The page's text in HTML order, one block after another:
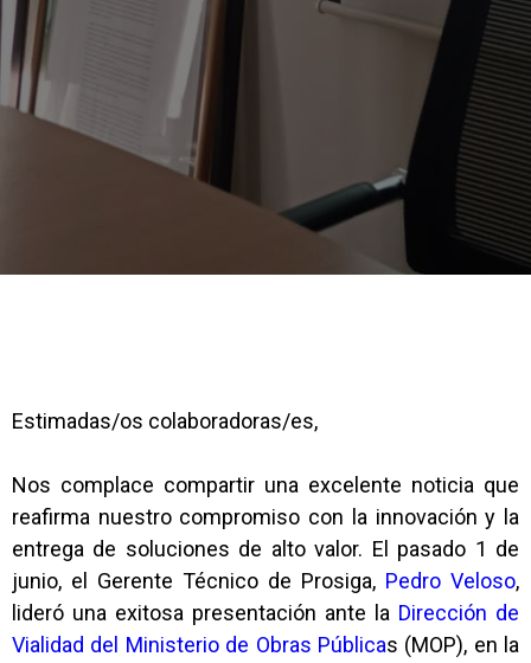
Estimadas/os colaboradoras/es,
Nos complace compartir una excelente noticia que
reafirma nuestro compromiso con la innovación y la
entrega de soluciones de alto valor. El pasado 1 de
junio, el Gerente Técnico de Prosiga, Pedro Veloso,
lideró una exitosa presentación ante la Dirección de
Vialidad del Ministerio de Obras Públicas (MOP), en la